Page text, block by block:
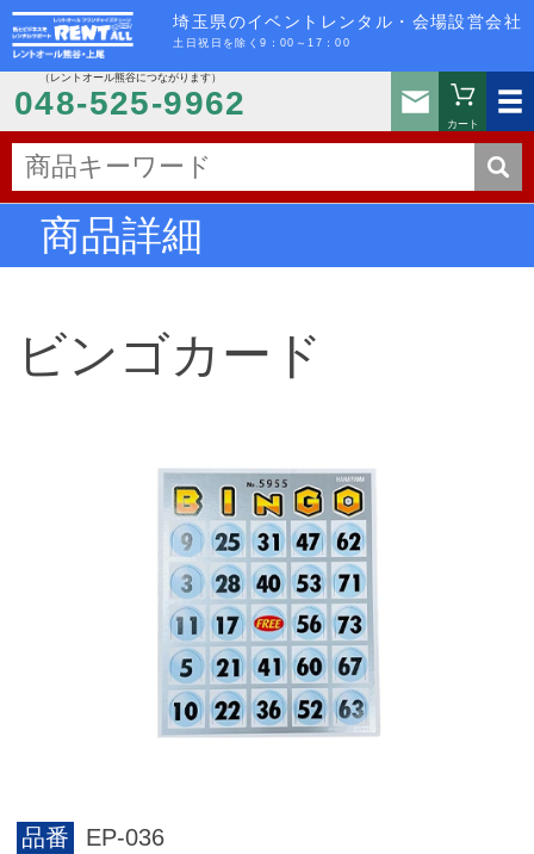
埼玉県のイベントレンタル・会場設営会社
土日祝日を除く9：00～17：00
（レントオール熊谷につながります）
048-525-9962 お問い
カート
商品詳細
ビンゴカード
品番 EP-036